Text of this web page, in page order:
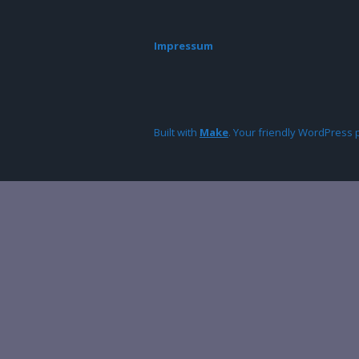
Impressum
Built with Make. Your friendly WordPress